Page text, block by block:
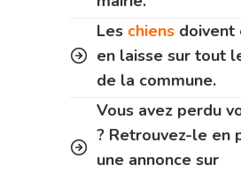
Les chiens doivent
en laisse sur tout
de la commune.
Vous avez perdu
? Retrouvez-le en
une annonce sur